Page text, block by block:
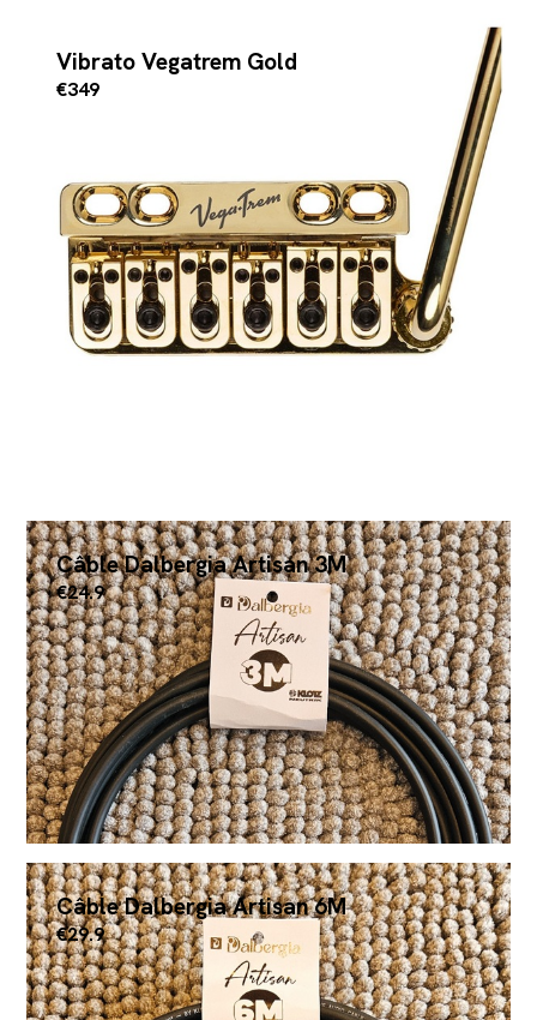
Vibrato Vegatrem Gold
€349
Câble Dalbergia Artisan 3M
€24.9
Câble Dalbergia Artisan 6M
€29.9